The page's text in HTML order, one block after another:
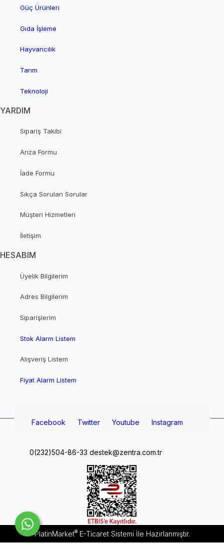
Güç Ürünleri
Gıda İşleme
Hayvancılık
Tarım
Teknoloji
YARDIM
Sipariş Takibi
Arıza Formu
İade Formu
Sıkça Sorulan Sorular
Müşteri Hizmetleri
İletişim
HESABIM
Üyelik Bilgilerim
Adres Bilgilerim
Siparişlerim
Stok Alarm Listem
Alışveriş Listem
Fiyat Alarm Listem
Facebook Twitter Youtube Instagram
0(232)504-86-33 destek@zentra.com.tr
PlatinMarket®E-Ticaret Sistemiİle Hazırlanmıştır.